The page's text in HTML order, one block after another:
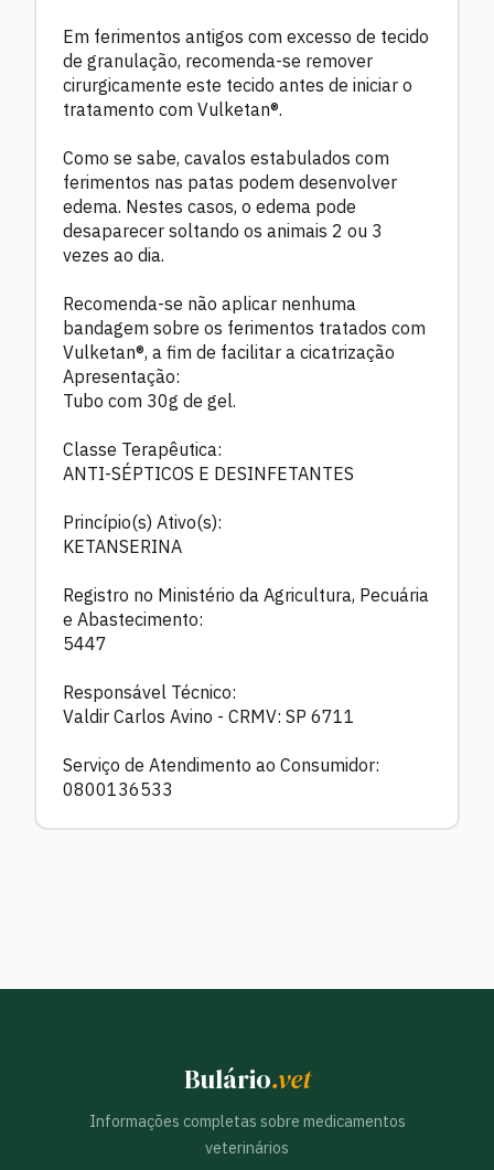
Em ferimentos antigos com excesso de tecido
de granulação, recomenda-se remover
cirurgicamente este tecido antes de iniciar o
tratamento com Vulketan®.
Como se sabe, cavalos estabulados com
ferimentos nas patas podem desenvolver
edema. Nestes casos, o edema pode
desaparecer soltando os animais 2 ou 3
vezes ao dia.
Recomenda-se não aplicar nenhuma
bandagem sobre os ferimentos tratados com
Vulketan®, a fim de facilitar a cicatrização
Apresentação:
Tubo com 30g de gel.
Classe Terapêutica:
ANTI-SÉPTICOS E DESINFETANTES
Princípio(s) Ativo(s):
KETANSERINA
Registro no Ministério da Agricultura, Pecuária
e Abastecimento:
5447
Responsável Técnico:
Valdir Carlos Avino - CRMV: SP 6711
Serviço de Atendimento ao Consumidor:
0800136533
Bulário.vet
Informações completas sobre medicamentos
veterinários